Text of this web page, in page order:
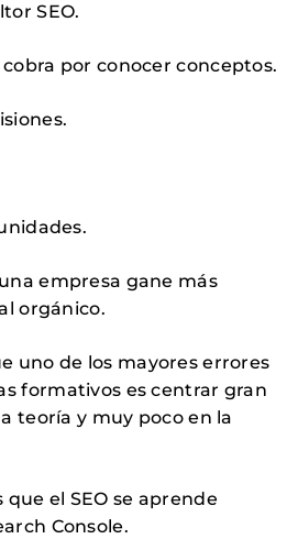
SEO.
por conocer conceptos.
empresa gane más
orgánico.
uno de los mayores errores
formativos es centrar gran
teoría y muy poco en la
el SEO se aprende
Console.